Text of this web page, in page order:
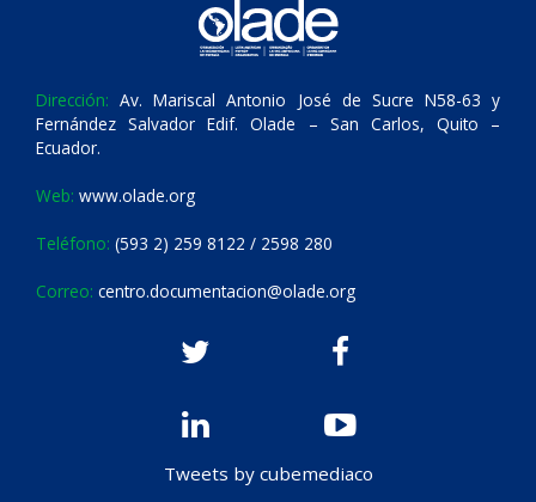
Dirección: Av. Mariscal Antonio José de Sucre N58-63 y
Fernández Salvador Edif. Olade – San Carlos, Quito –
Ecuador.
Web: www.olade.org
Teléfono: (593 2) 259 8122 / 2598 280
Correo: centro.documentacion@olade.org
Tweets by cubemediaco